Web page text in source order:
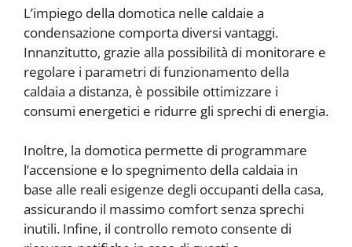
L’impiego della domotica nelle caldaie a
condensazione comporta diversi vantaggi.
Innanzitutto, grazie alla possibilità di monitorare e
regolare i parametri di funzionamento della
caldaia a distanza, è possibile ottimizzare i
consumi energetici e ridurre gli sprechi di energia.
Inoltre, la domotica permette di programmare
l’accensione e lo spegnimento della caldaia in
base alle reali esigenze degli occupanti della casa,
assicurando il massimo comfort senza sprechi
inutili. Infine, il controllo remoto consente di